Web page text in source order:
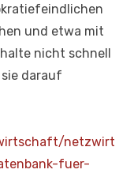
und etwa mit
nicht schnell
darauf
netzwirt
fuer-